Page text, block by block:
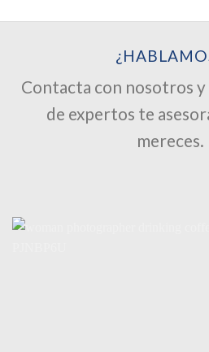
Contacta con nosotros y
de expertos te
mereces.